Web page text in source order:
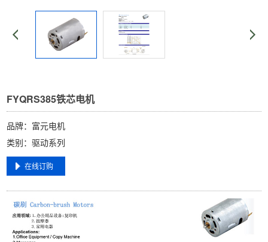
FYQRS385铁芯电机
品牌：富元电机
类别：驱动系列
在线订购